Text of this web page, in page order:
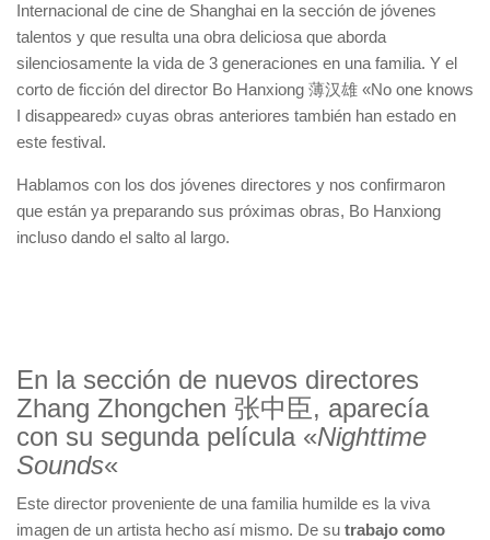
Internacional de cine de Shanghai en la sección de jóvenes
talentos y que resulta una obra deliciosa que aborda
silenciosamente la vida de 3 generaciones en una familia. Y el
corto de ficción del director Bo Hanxiong 薄汉雄 «No one knows
I disappeared» cuyas obras anteriores también han estado en
este festival.
Hablamos con los dos jóvenes directores y nos confirmaron
que están ya preparando sus próximas obras, Bo Hanxiong
incluso dando el salto al largo.
En la sección de nuevos directores
Zhang Zhongchen 张中臣, aparecía
con su segunda película «Nighttime
Sounds«
Este director proveniente de una familia humilde es la viva
imagen de un artista hecho así mismo. De su trabajo como